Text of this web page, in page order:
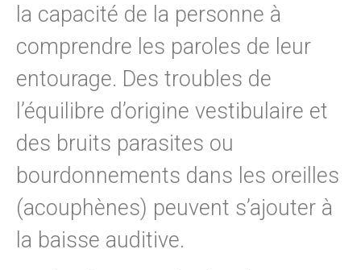
la capacité de la personne à
comprendre les paroles de leur
entourage. Des troubles de
l’équilibre d’origine vestibulaire et
des bruits parasites ou
bourdonnements dans les oreilles
(acouphènes) peuvent s’ajouter à
la baisse auditive.